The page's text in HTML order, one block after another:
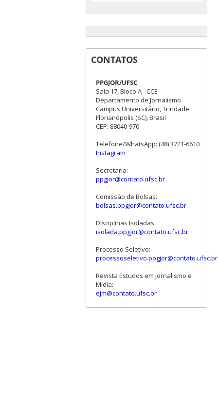
CONTATOS
PPGJOR/UFSC
Sala 17, Bloco A - CCE
Departamento de Jornalismo
Campus Universitário, Trindade
Florianópolis (SC), Brasil
CEP: 88040-970
Telefone/WhatsApp: (48) 3721-6610
Instagram
Secretaria:
ppgjor@contato.ufsc.br
Comissão de Bolsas:
bolsas.ppgjor@contato.ufsc.br
Disciplinas Isoladas:
isolada.ppgjor@contato.ufsc.br
Processo Seletivo:
processoseletivo.ppgjor@contato.ufsc.br
Revista Estudos em Jornalismo e
Mídia:
ejm@contato.ufsc.br